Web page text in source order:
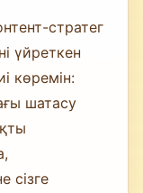
стратег
үйреткен
көремін:
шатасу
сізге